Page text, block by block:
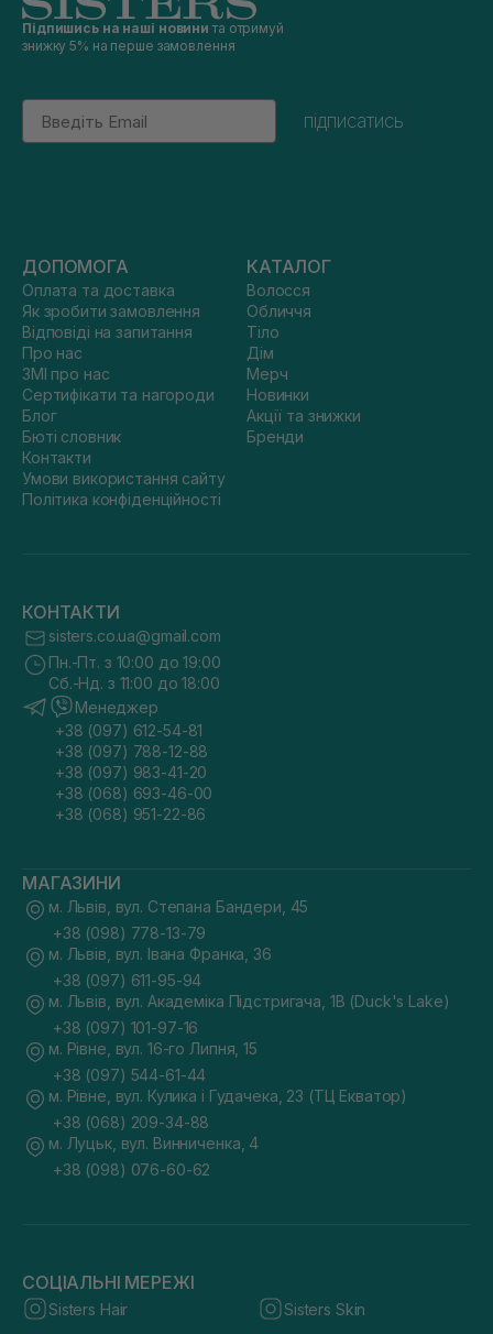
Підпишись на наші новини та отримуй
знижку 5% на перше замовлення
Email
підписатись
ДОПОМОГА
Оплата та доставка
Як зробити замовлення
Відповіді на запитання
Про нас
ЗМІ про нас
Сертифікати та нагороди
Блог
Бюті словник
Контакти
Умови використання сайту
Політика конфіденційності
КАТАЛОГ
Волосся
Обличчя
Тіло
Дім
Мерч
Новинки
Акції та знижки
Бренди
КОНТАКТИ
sisters.co.ua@gmail.com
Пн.-Пт. з 10:00 до 19:00
Сб.-Нд. з 11:00 до 18:00
Менеджер
+38 (097) 612-54-81
+38 (097) 788-12-88
+38 (097) 983-41-20
+38 (068) 693-46-00
+38 (068) 951-22-86
МАГАЗИНИ
м. Львів, вул. Степана Бандери, 45
+38 (098) 778-13-79
м. Львів, вул. Івана Франка, 36
+38 (097) 611-95-94
м. Львів, вул. Академіка Підстригача, 1В (Duck's Lake)
+38 (097) 101-97-16
м. Рівне, вул. 16-го Липня, 15
+38 (097) 544-61-44
м. Рівне, вул. Кулика і Гудачека, 23 (ТЦ Екватор)
+38 (068) 209-34-88
м. Луцьк, вул. Винниченка, 4
+38 (098) 076-60-62
СОЦІАЛЬНІ МЕРЕЖІ
Sisters Hair Sisters Skin